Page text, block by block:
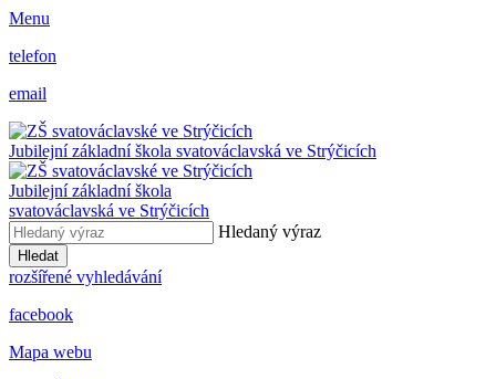
Menu
telefon
email
Jubilejní základní škola svatováclavská ve Strýčicích
Jubilejní základní škola
svatováclavská ve Strýčicích
Hledaný výraz
Hledat
rozšířené vyhledávání
facebook
Mapa webu